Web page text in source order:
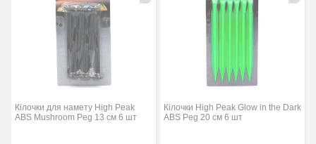
Кілочки для намету High Peak
ABS Mushroom Peg 13 см 6 шт
Кілочки High Peak Glow in the Dark
ABS Peg 20 см 6 шт